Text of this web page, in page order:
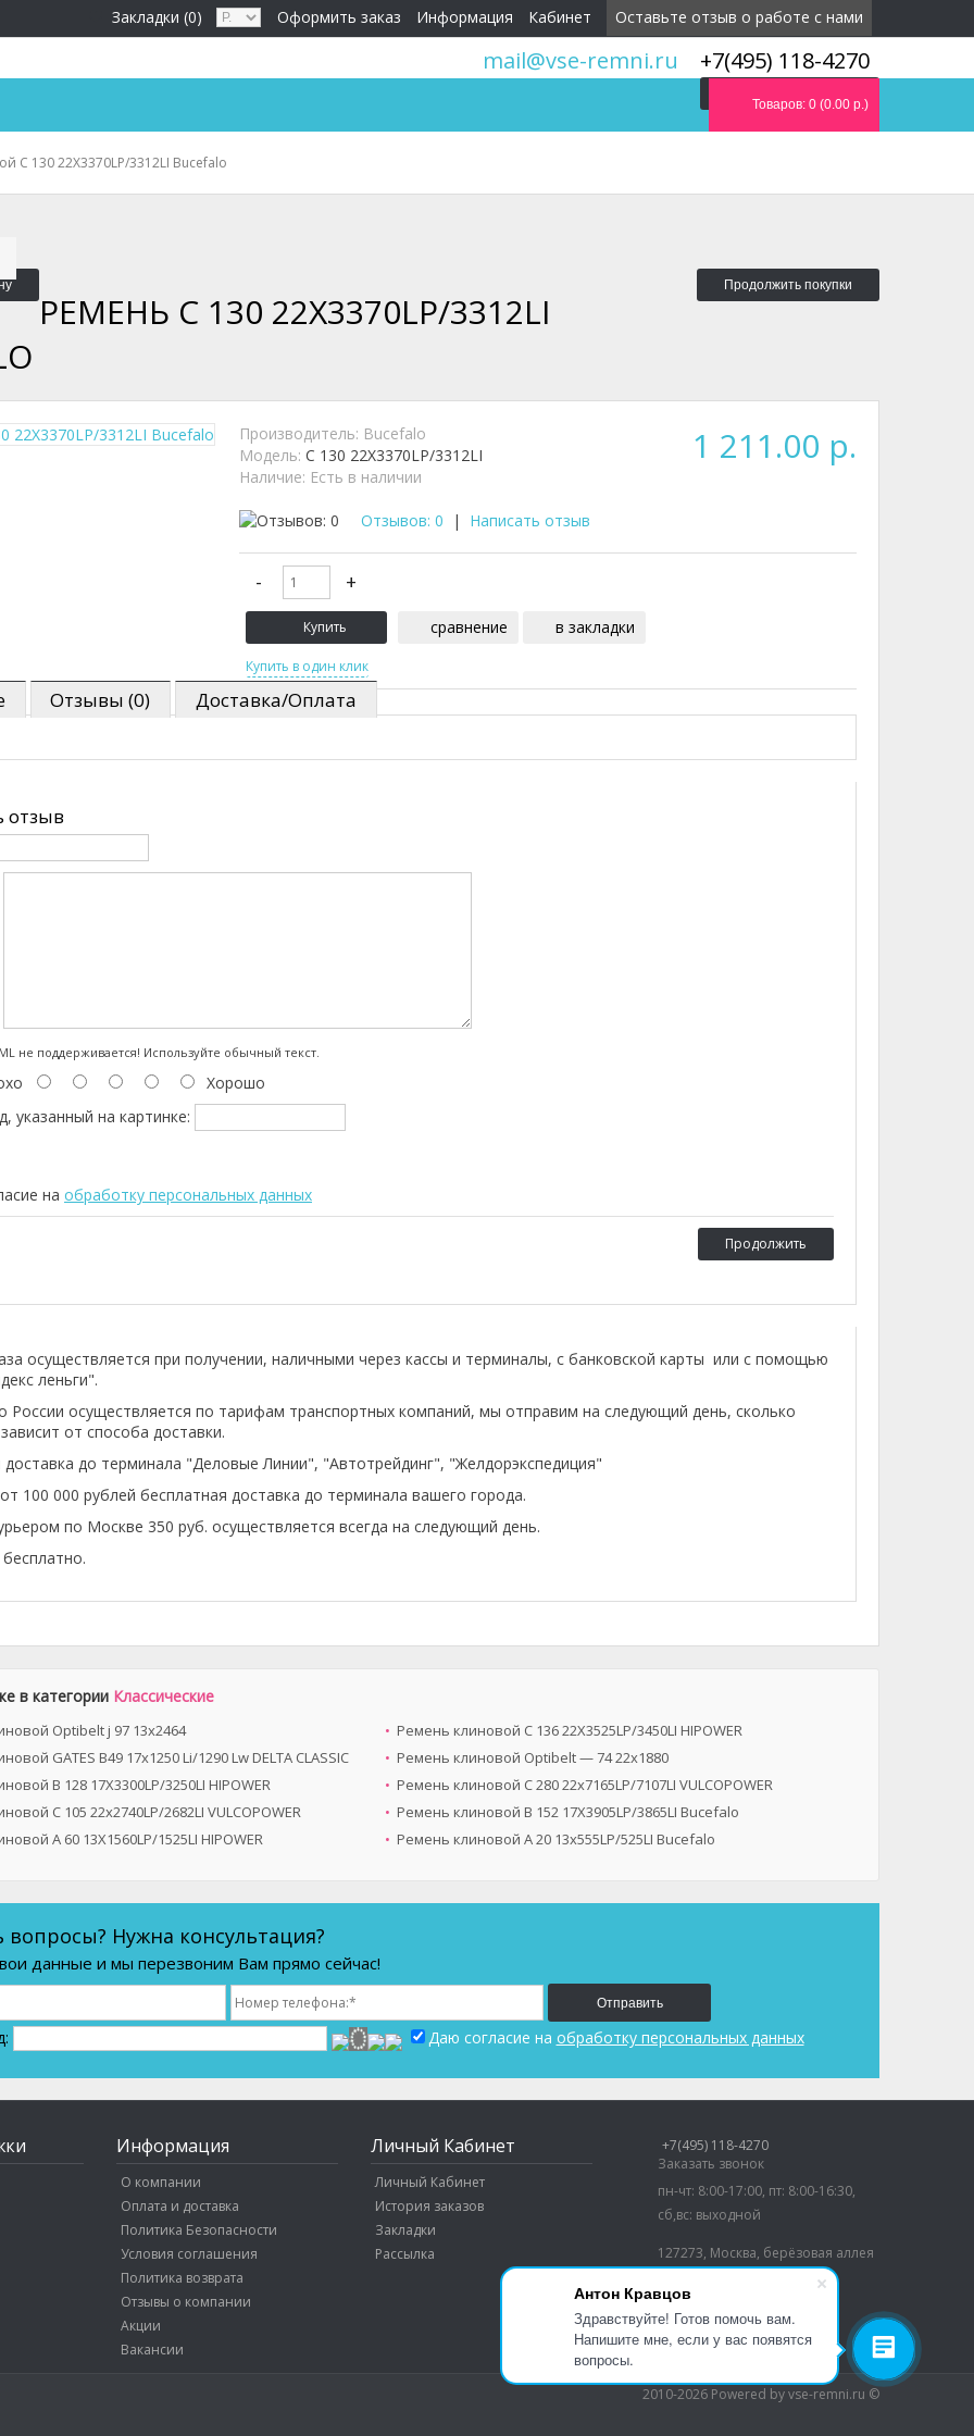
Антон Кравцов
Здравствуйте! Готов помочь вам.
Напишите мне, если у вас появятся
вопросы.
Оставьте отзыв о работе с нами
Кабинет
Информация
Оформить заказ
Закладки (0)
+7(495) 118-4270
mail@vse-remni.ru
Товаров: 0 (0.00 р.)
C 130 22X3370LP/3312LI Bucefalo
Продолжить покупки
РЕМЕНЬ C 130 22X3370LP/3312LI
1 211.00 р.
Производитель: Bucefalo
Модель: C 130 22X3370LP/3312LI
Наличие: Есть в наличии
Отзывов: 0 | Написать отзыв
сравнение в закладки
Отзывы (0) Доставка/Оплата
отзыв
не поддерживается! Используйте обычный текст.
Хорошо
указанный на картинке:
на обработку персональных данных
Продолжить
осуществляется при получении, наличными через кассы и терминалы, с банковской карты или с помощью
леньги".
России осуществляется по тарифам транспортных компаний, мы отправим на следующий день, сколько
от способа доставки.
доставка до терминала "Деловые Линии", "Автотрейдинг", "Желдорэкспедиция"
100 000 рублей бесплатная доставка до терминала вашего города.
по Москве 350 руб. осуществляется всегда на следующий день.
в категории Классические
Optibelt ј 97 13х2464
Ремень клиновой C 136 22X3525LP/3450LI HIPOWER
GATES B49 17x1250 Li/1290 Lw DELTA CLASSIC
Ремень клиновой Optibelt — 74 22x1880
B 128 17X3300LP/3250LI HIPOWER
Ремень клиновой C 280 22x7165LP/7107LI VULCOPOWER
C 105 22x2740LP/2682LI VULCOPOWER
Ремень клиновой B 152 17X3905LP/3865LI Bucefalo
A 60 13X1560LP/1525LI HIPOWER
Ремень клиновой A 20 13x555LP/525LI Bucefalo
вопросы? Нужна консультация?
данные и мы перезвоним Вам прямо сейчас!
Отправить
Даю согласие на обработку персональных данных
Информация
О компании
Оплата и доставка
Политика Безопасности
Условия соглашения
Политика возврата
Отзывы о компании
Акции
Вакансии
Личный Кабинет
Личный Кабинет
История заказов
Закладки
Рассылка
+7(495) 118-4270
Заказать звонок
пн-чт: 8:00-17:00, пт: 8:00-16:30,
сб,вс: выходной
127273, Москва, берёзовая аллея
2010-2026 Powered by vse-remni.ru ©